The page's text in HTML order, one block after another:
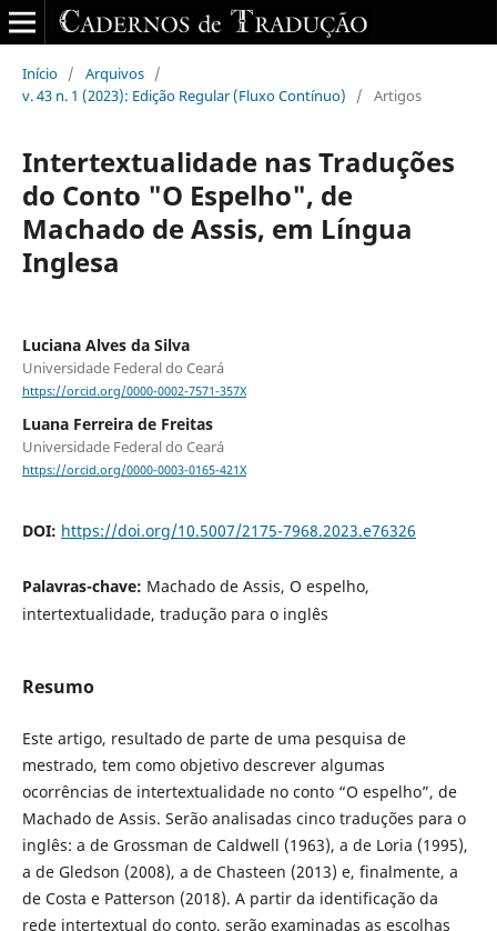
Início / Arquivos /
v. 43 n. 1 (2023): Edição Regular (Fluxo Contínuo)
/ Artigos
Intertextualidade nas Traduções
do Conto "O Espelho", de
Machado de Assis, em Língua
Inglesa
Luciana Alves da Silva
Universidade Federal do Ceará
https://orcid.org/0000-0002-7571-357X
Luana Ferreira de Freitas
Universidade Federal do Ceará
https://orcid.org/0000-0003-0165-421X
DOI: https://doi.org/10.5007/2175-7968.2023.e76326
Palavras-chave: Machado de Assis, O espelho,
intertextualidade, tradução para o inglês
Resumo
Este artigo, resultado de parte de uma pesquisa de
mestrado, tem como objetivo descrever algumas
ocorrências de intertextualidade no conto “O espelho”, de
Machado de Assis. Serão analisadas cinco traduções para o
inglês: a de Grossman de Caldwell (1963), a de Loria (1995),
a de Gledson (2008), a de Chasteen (2013) e, finalmente, a
de Costa e Patterson (2018). A partir da identificação da
rede intertextual do conto, serão examinadas as escolhas